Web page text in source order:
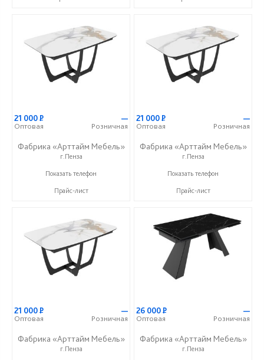
21 000Р
Оптовая
—
Розничная
Фабрика «Арттайм Мебель»
г.Пенза
+7 (800) 201-23-49
Показать телефон
Прайс-лист
21 000Р
Оптовая
—
Розничная
Фабрика «Арттайм Мебель»
г.Пенза
+7 (800) 201-23-49
Показать телефон
Прайс-лист
21 000Р
Оптовая
—
Розничная
Фабрика «Арттайм Мебель»
г.Пенза
26 000Р
Оптовая
—
Розничная
Фабрика «Арттайм Мебель»
г.Пенза